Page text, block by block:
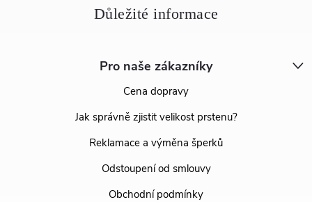
Pro naše zákazníky
Cena dopravy
Jak správně zjistit velikost prstenu?
Reklamace a výměna šperků
Odstoupení od smlouvy
Obchodní podmínky